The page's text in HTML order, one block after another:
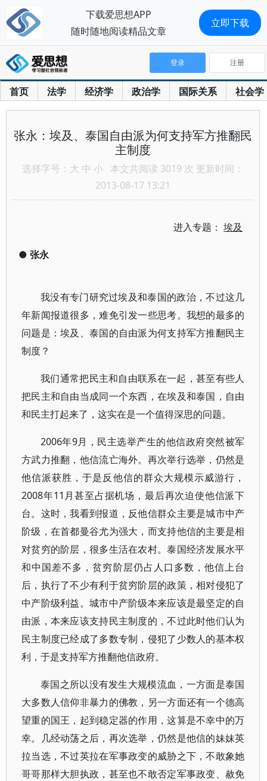
首页 法学 经济学 政治学 国际关系 社会学
登录 注册
张永：埃及、泰国自由派为何支持军方推翻民
主制度
选择字号： 大 中 小 本文共阅读 3019 次 更新时间：
2013-08-17 13:21
进入专题：埃及
● 张永
我没有专门研究过埃及和泰国的政治，不过这几
年新闻报道很多，难免引发一些思考。我想的最多的
问题是：埃及、泰国的自由派为何支持军方推翻民主
制度？
我们通常把民主和自由联系在一起，甚至有些人
把民主和自由当成同一个东西，在埃及和泰国，自由
和民主打起来了，这实在是一个值得深思的问题。
2006年9月，民主选举产生的他信政府突然被军
方武力推翻，他信流亡海外。再次举行选举，仍然是
他信派获胜，于是反他信的群众大规模示威游行，
2008年11月甚至占据机场，最后再次迫使他信派下
台。这时，我看到报道，反他信群众主要是城市中产
阶级，在首都曼谷尤为强大，而支持他信的主要是相
对贫穷的阶层，很多生活在农村。泰国经济发展水平
和中国差不多，贫穷阶层仍占人口多数，他信上台
后，执行了不少有利于贫穷阶层的政策，相对侵犯了
中产阶级利益。城市中产阶级本来应该是最坚定的自
由派，本来应该支持民主制度的，不过此时他们认为
民主制度已经成了多数专制，侵犯了少数人的基本权
利，于是支持军方推翻他信政府。
泰国之所以没有发生大规模流血，一方面是泰国
大多数人信仰非暴力的佛教，另一方面还有一个德高
望重的国王，起到稳定器的作用，这算是不幸中的万
幸。几经动荡之后，再次选举，仍然是他信的妹妹英
拉当选，不过英拉在军事政变的威胁之下，不敢象她
哥哥那样大胆执政，甚至也不敢否定军事政变、赦免
下载爱思想APP
随时随地阅读精品文章
立即下载